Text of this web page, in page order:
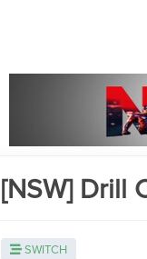
[NSW] Drill
SWITCH